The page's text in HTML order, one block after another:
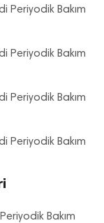
Periyodik Bakım
Periyodik Bakım
Periyodik Bakım
Periyodik Bakım
Bakım